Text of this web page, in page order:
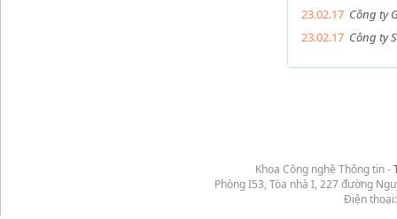
23.02.17 Công ty
23.02.17 Công ty
Khoa Công nghệ Thông tin -
Phòng I53, Tòa nhà I, 227 đường
Điện